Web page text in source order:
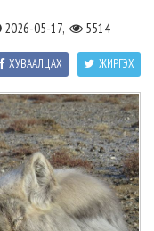
2026-05-17, 5514
ЖИРГЭХ
ХУВААЛЦАХ